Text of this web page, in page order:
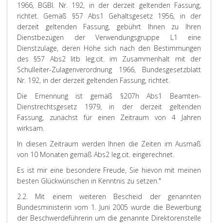
1966, BGBl. Nr. 192, in der derzeit geltenden Fassung,
richtet. Gemäß §57 Abs1 Gehaltsgesetz 1956, in der
derzeit geltenden Fassung, gebührt Ihnen zu Ihren
Dienstbezügen der Verwendungsgruppe L1 eine
Dienstzulage, deren Höhe sich nach den Bestimmungen
des §57 Abs2 litb leg.cit. im Zusammenhalt mit der
Schulleiter-Zulagenverordnung 1966, Bundesgesetzblatt
Nr. 192, in der derzeit geltenden Fassung, richtet.
Die Ernennung ist gemäß §207h Abs1 Beamten-
Dienstrechtsgesetz 1979, in der derzeit geltenden
Fassung, zunächst für einen Zeitraum von 4 Jahren
wirksam.
In diesen Zeitraum werden Ihnen die Zeiten im Ausmaß
von 10 Monaten gemäß Abs2 leg.cit. eingerechnet.
Es ist mir eine besondere Freude, Sie hievon mit meinen
besten Glückwünschen in Kenntnis zu setzen."
2.2. Mit einem weiteren Bescheid der genannten
Bundesministerin vom 1. Juni 2005 wurde die Bewerbung
der Beschwerdeführerin um die genannte Direktorenstelle